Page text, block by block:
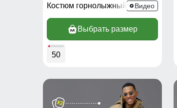
Костюм горнолыжный 394Bl
Видео
Выбрать размер
50